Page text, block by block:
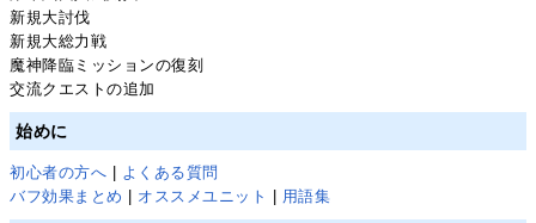
新規大討伐
新規大総力戦
魔神降臨ミッションの復刻
交流クエストの追加
始めに
初心者の方へ
よくある質問
バフ効果まとめ
オススメユニット 用語集